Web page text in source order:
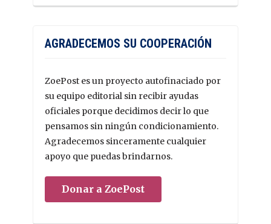
AGRADECEMOS SU COOPERACIÓN
ZoePost es un proyecto autofinaciado por
su equipo editorial sin recibir ayudas
oficiales porque decidimos decir lo que
pensamos sin ningún condicionamiento.
Agradecemos sinceramente cualquier
apoyo que puedas brindarnos.
Donar a ZoePost